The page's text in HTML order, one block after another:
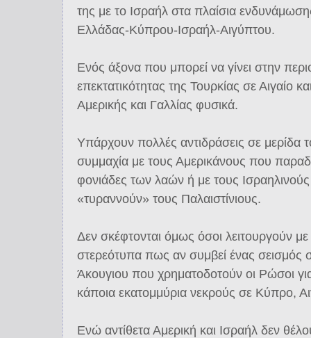
της με το Ισραήλ στα πλαίσια
Ελλάδας-Κύπρου-Ισραήλ-Αιγύπτου.
Ενός άξονα που μπορεί να γίνει στην
επεκτατικότητας της Τουρκίας σε Αιγαίο
Αμερικής και Γαλλίας φυσικά.
Υπάρχουν πολλές αντιδράσεις σε μερίδα
συμμαχία με τους Αμερικάνους που
φονιάδες των λαών ή με τους Ισραηλινούς
«τυραννούν» τους Παλαιστίνιους.
Δεν σκέφτονται όμως όσοι λειτουργούν με
στερεότυπα πως αν συμβεί ένας σεισμός
Άκουγιου που χρηματοδοτούν οι Ρώσοι
κάποια εκατομμύρια νεκρούς σε Κύπρο,
Ενώ αντίθετα Αμερική και Ισραήλ δεν